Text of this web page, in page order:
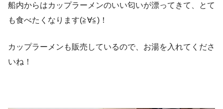
船内からはカップラーメンのいい匂いが漂ってきて、とて
も食べたくなります(≧∀≦)！
カップラーメンも販売しているので、お湯を入れてくださ
いね！